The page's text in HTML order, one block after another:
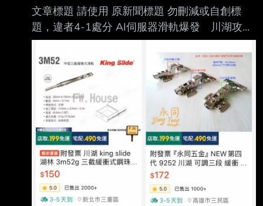
文章標題 請使用 原新聞標題 勿刪減或自創標
題，違者4-1處分 AI伺服器滑軌爆發 川湖攻上
11110元新天價 南俊國際同步漲停 原文標
題： 請勿刪減或自創標題，違者4-1處分，此行
請刪除 AI伺服器滑軌爆發 川湖攻上11110元
新天價 南俊國際同步漲停 原文連結： 網址超
過一行，請用縮網址，連結不能點擊者板規 1-
2-2 處分。 https://tinyurl.com/3hn3enjh 發布時
間： 請勿張貼超過3天新聞 2026/08/07 記者署
名： 原文內容： 大盤重挫仍逆勢強攻 AI 伺服
器供應鏈